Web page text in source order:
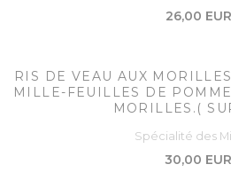
26,00 EUR
RIS DE VEAU AUX
MILLE-FEUILLES DE
MORILLES.(
Spécialité des
30,00 EUR